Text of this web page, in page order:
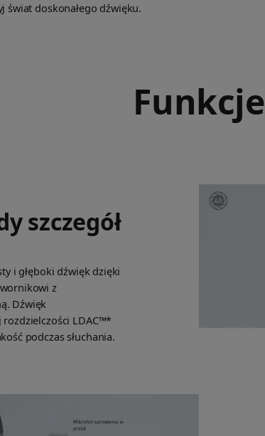
świat doskonałego dźwięku.
Funkcje
szczegół
i głęboki dźwięk dzięki
z
Dźwięk
LDAC™*
podczas słuchania.